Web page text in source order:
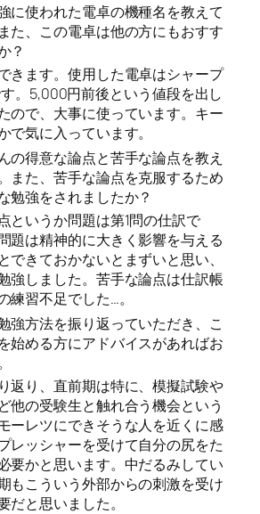
に使われた電卓の機種名を教えて
た、この電卓は他の方にもおすす
？
きます。使用した電卓はシャープ
。5,000円前後という値段を出し
ので、大事に使っています。キー
で気に入っています。
の得意な論点と苦手な論点を教え
また、苦手な論点を克服するため
勉強をされましたか？
というか問題は第1問の仕訳で
題は精神的に大きく影響を与える
できておかないとまずいと思い、
強しました。苦手な論点は仕訳帳
練習不足でした…。
強方法を振り返っていただき、こ
始める方にアドバイスがあればお
返り、直前期は特に、模擬試験や
他の受験生と触れ合う機会という
ーレツにできそうな人を近くに感
レッシャーを受けて自分の尻をた
要かと思います。中だるみしてい
もこういう外部からの刺激を受け
だと思いました。